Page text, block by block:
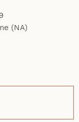
(NA)